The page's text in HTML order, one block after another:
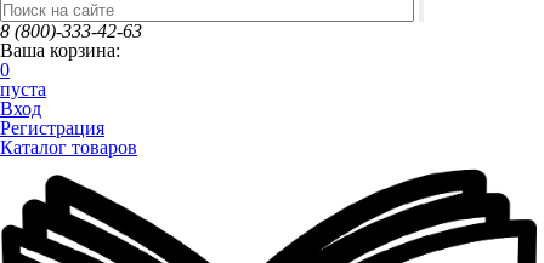
8 (800)-333-42-63
Ваша корзина:
0
пуста
Вход
Регистрация
Каталог товаров